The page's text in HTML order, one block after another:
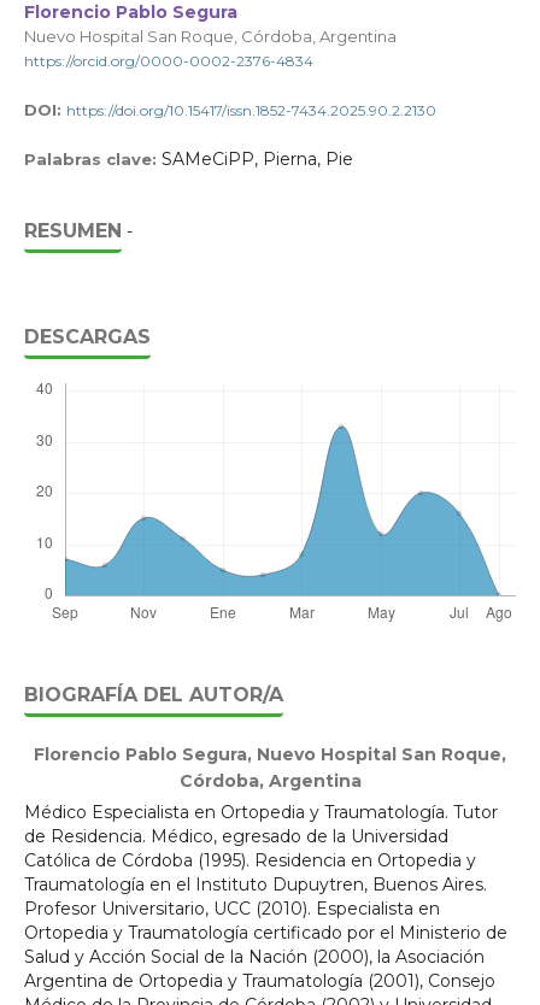
Florencio Pablo Segura
Nuevo Hospital San Roque, Córdoba, Argentina
https://orcid.org/0000-0002-2376-4834
DOI: https://doi.org/10.15417/issn.1852-7434.2025.90.2.2130
Palabras clave: SAMeCiPP, Pierna, Pie
RESUMEN -
DESCARGAS
BIOGRAFÍA DEL AUTOR/A
Florencio Pablo Segura, Nuevo Hospital San Roque,
Córdoba, Argentina
Médico Especialista en Ortopedia y Traumatología. Tutor
de Residencia. Médico, egresado de la Universidad
Católica de Córdoba (1995). Residencia en Ortopedia y
Traumatología en el Instituto Dupuytren, Buenos Aires.
Profesor Universitario, UCC (2010). Especialista en
Ortopedia y Traumatología certificado por el Ministerio de
Salud y Acción Social de la Nación (2000), la Asociación
Argentina de Ortopedia y Traumatología (2001), Consejo